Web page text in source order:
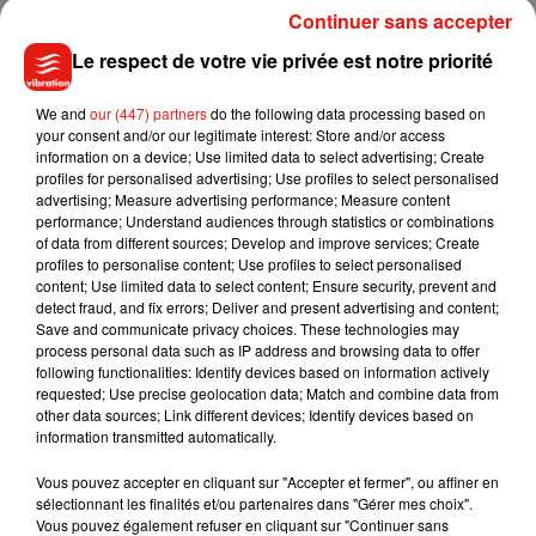
Pays de la Loire sont ceux qui lancent des noms d'oiseaux le
moins souvent (62%).
"On constate, en région parisienne, une "sursollicitation" de
la conduite dans un trafic très dense, qui fait qu'il est un peu
plus difficile de rester apaisé et zen", commente Bernadette
Moreau.
Les Grecs remportent, eux, la palme au niveau européen,
notamment au classement des incivilités, dominé d'une
manière générale par les pays méditerranéens.
Les Grecs collent le plus la voiture devant eux (47%) et
injurient le plus souvent à égalité avec les Français (70%),
alors que les Espagnols trônent en tête du classement des
klaxons (66%).
Ceux qui doublent le plus à droite sur autoroute sont en
revanche les Néerlandais (48%), tandis que les Polonais
descendent le plus de leur voiture pour un différend (37%).
Le respect de votre vie privée est notre priorité
We and our (447) partnersdo the following data processing based on
your consent and/or our legitimate interest: Store and/or access
information on a device; Use limited data to select advertising; Create
profiles for personalised advertising; Use profiles to select personalised
advertising; Measure advertising performance; Measure content
performance; Understand audiences through statistics or combinations
of data from different sources; Develop and improve services; Create
profiles to personalise content; Use profiles to select personalised
content; Use limited data to select content; Ensure security, prevent and
detect fraud, and fix errors; Deliver and present advertising and content;
Save and communicate privacy choices. These technologies may
process personal data such as IP address and browsing data to offer
following functionalities: Identify devices based on information actively
requested; Use precise geolocation data; Match and combine data from
other data sources; Link different devices; Identify devices based on
information transmitted automatically.
Vous pouvez accepter en cliquant sur "Accepter et fermer", ou affiner en
sélectionnant les finalités et/ou partenaires dans "Gérer mes choix".
Vous pouvez également refuser en cliquant sur "Continuer sans
Continuer sans accepter